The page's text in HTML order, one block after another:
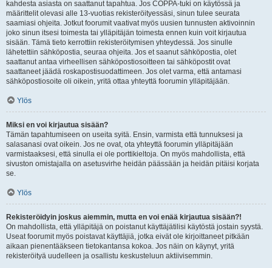
kahdesta asiasta on saattanut tapahtua. Jos COPPA-tuki on käytössä ja
määrittelit olevasi alle 13-vuotias rekisteröityessäsi, sinun tulee seurata
saamiasi ohjeita. Jotkut foorumit vaativat myös uusien tunnusten aktivoinnin
joko sinun itsesi toimesta tai ylläpitäjän toimesta ennen kuin voit kirjautua
sisään. Tämä tieto kerrottiin rekisteröitymisen yhteydessä. Jos sinulle
lähetettiin sähköpostia, seuraa ohjeita. Jos et saanut sähköpostia, olet
saattanut antaa virheellisen sähköpostiosoitteen tai sähköpostit ovat
saattaneet jäädä roskapostisuodattimeen. Jos olet varma, että antamasi
sähköpostiosoite oli oikein, yritä ottaa yhteyttä foorumin ylläpitäjään.
Ylös
Miksi en voi kirjautua sisään?
Tämän tapahtumiseen on useita syitä. Ensin, varmista että tunnuksesi ja
salasanasi ovat oikein. Jos ne ovat, ota yhteyttä foorumin ylläpitäjään
varmistaaksesi, että sinulla ei ole porttikieltoja. On myös mahdollista, että
sivuston omistajalla on asetusvirhe heidän päässään ja heidän pitäisi korjata
se.
Ylös
Rekisteröidyin joskus aiemmin, mutta en voi enää kirjautua sisään?!
On mahdollista, että ylläpitäjä on poistanut käyttäjätilisi käytöstä jostain syystä.
Useat foorumit myös poistavat käyttäjiä, jotka eivät ole kirjoittaneet pitkään
aikaan pienentääkseen tietokantansa kokoa. Jos näin on käynyt, yritä
rekisteröityä uudelleen ja osallistu keskusteluun aktiivisemmin.